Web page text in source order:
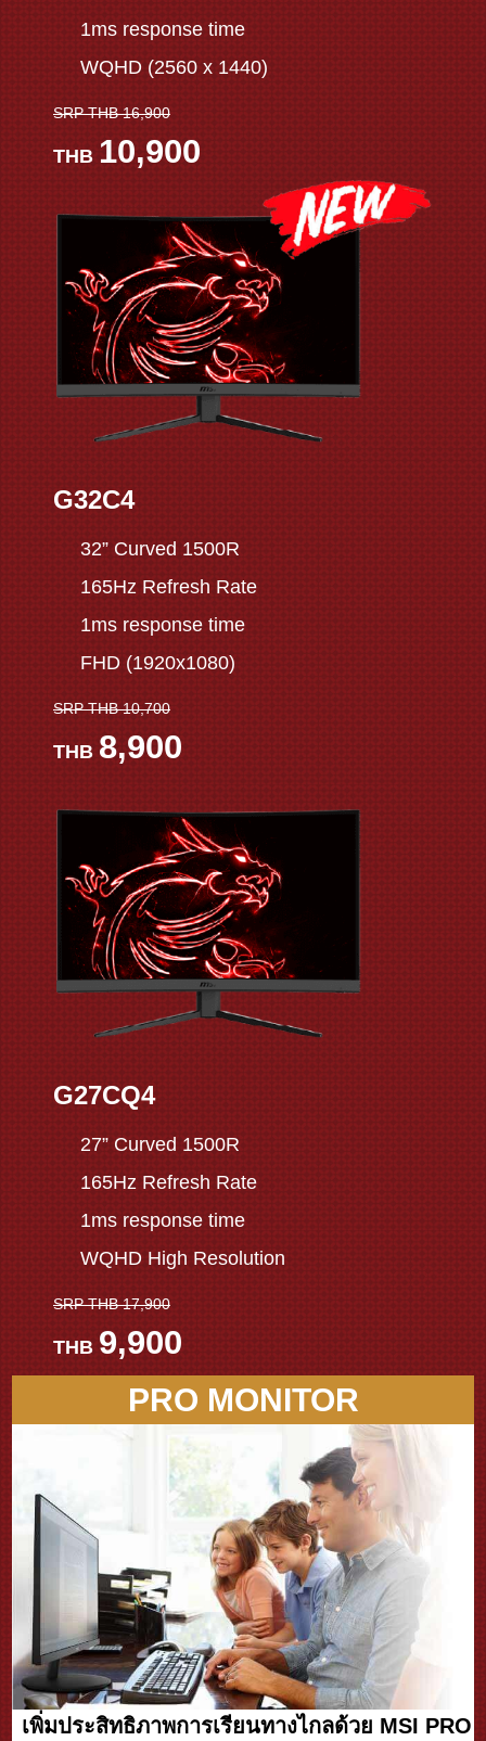
1ms response time
WQHD (2560 x 1440)
SRP THB 16,900
THB 10,900
G32C4
32” Curved 1500R
165Hz Refresh Rate
1ms response time
FHD (1920x1080)
SRP THB 10,700
THB 8,900
G27CQ4
27” Curved 1500R
165Hz Refresh Rate
1ms response time
WQHD High Resolution
SRP THB 17,900
THB 9,900
PRO MONITOR
เพิ่มประสิทธิภาพการเรียนทางไกลด้วย MSI PRO